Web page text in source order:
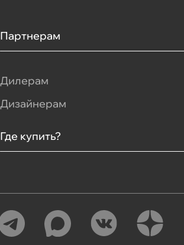
Партнерам
Дилерам
Дизайнерам
Где купить?